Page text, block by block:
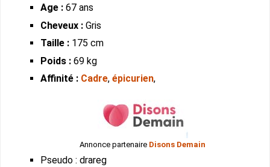
Age : 67 ans
Cheveux : Gris
Taille : 175 cm
Poids : 69 kg
Affinité : Cadre,épicurien,
Annonce partenaire Disons Demain
Pseudo : drareg